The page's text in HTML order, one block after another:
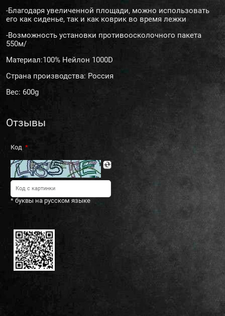
-Благодаря увеличенной площади, можно использовать
его как сиденье, так и как коврик во время лежки
-Возможность установки противоосколочного пакета
550м/
Материал:100% Нейлон 1000D
Страна производства: Россия
Вес: 600g
Отзывы
Код
* буквы на русском языке